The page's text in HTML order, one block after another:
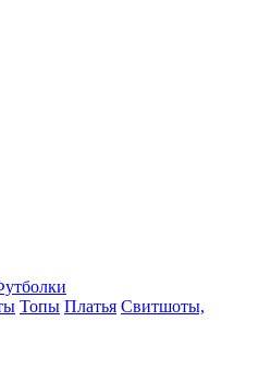
Топы Платья Свитшоты,